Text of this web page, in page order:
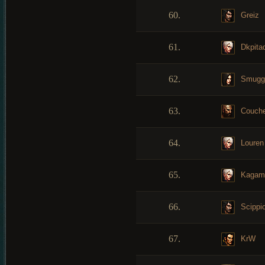
60. Greiz
61.
62.
63.
64. Louren
65.
66.
67. KrW